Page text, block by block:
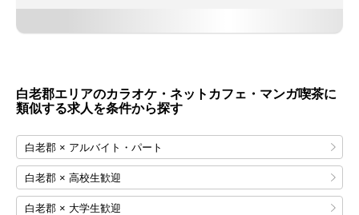
白老郡エリアのカラオケ・ネットカフェ・マンガ喫茶に
類似する求人を条件から探す
白老郡 × アルバイト・パート
白老郡 × 高校生歓迎
白老郡 × 大学生歓迎